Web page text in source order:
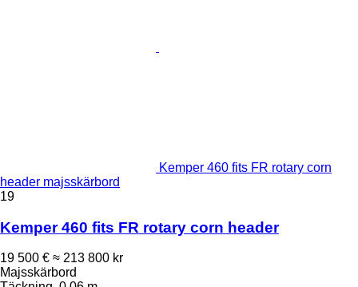
Kemper 460 fits FR rotary corn
header majsskärbord
19
Kemper 460 fits FR rotary corn header
19 500 € ≈ 213 800 kr
Majsskärbord